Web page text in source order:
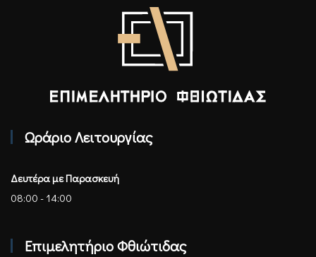
Ωράριο Λειτουργίας
Δευτέρα με Παρασκευή
08:00 - 14:00
Επιμελητήριο Φθιώτιδας